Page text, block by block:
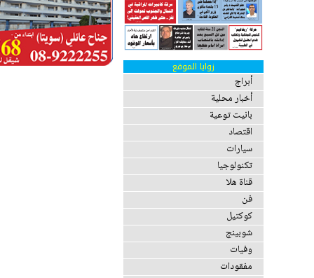
زوايا الموقع
أبراج
أخبار محلية
بانيت توعية
اقتصاد
سيارات
تكنولوجيا
قناة هلا
فن
كوكتيل
شوبينج
وفيات
مفقودات